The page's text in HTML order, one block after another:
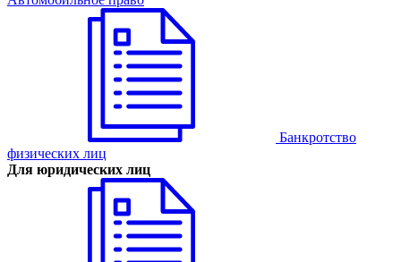
Банкротство
физических лиц
Для юридических лиц